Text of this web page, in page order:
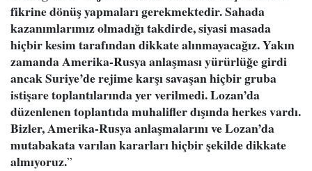
fikrine dönüş yapmaları gerekmektedir. Sahada
kazanımlarımız olmadığı takdirde, siyasi masada
hiçbir kesim tarafından dikkate alınmayacağız. Yakın
zamanda Amerika-Rusya anlaşması yürürlüğe girdi
ancak Suriye’de rejime karşı savaşan hiçbir gruba
istişare toplantılarında yer verilmedi. Lozan’da
düzenlenen toplantıda muhalifler dışında herkes vardı.
Bizler, Amerika-Rusya anlaşmalarını ve Lozan’da
mutabakata varılan kararları hiçbir şekilde dikkate
almıyoruz.”